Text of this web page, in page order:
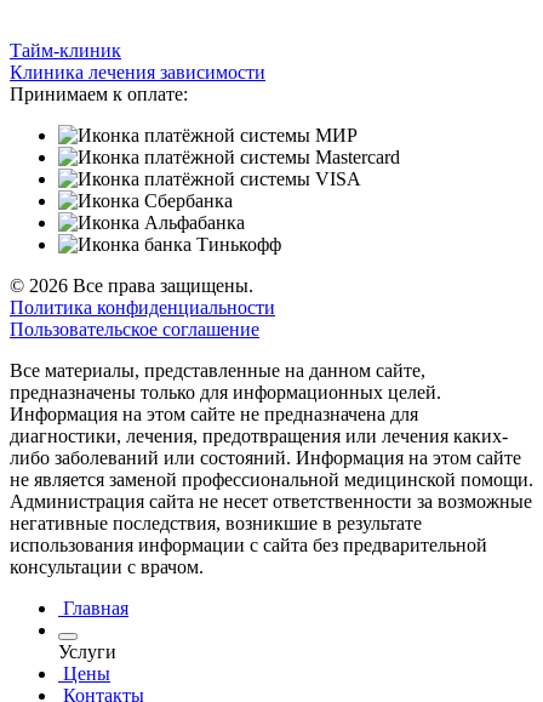
Тайм-клиник
Клиника лечения зависимости
Принимаем к оплате:
© 2026 Все права защищены.
Политика конфиденциальности
Пользовательское соглашение
Все материалы, представленные на данном сайте,
предназначены только для информационных целей.
Информация на этом сайте не предназначена для
диагностики, лечения, предотвращения или лечения каких-
либо заболеваний или состояний. Информация на этом сайте
не является заменой профессиональной медицинской помощи.
Администрация сайта не несет ответственности за возможные
негативные последствия, возникшие в результате
использования информации с сайта без предварительной
консультации с врачом.
Главная
Услуги
Цены
Контакты